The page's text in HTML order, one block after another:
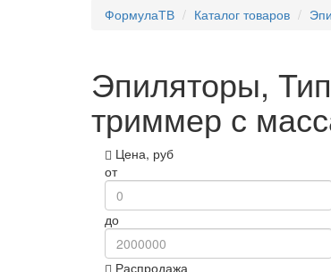
ФормулаТВ Каталог товаров
Эпиляторы,
триммер с
Цена, руб
от
до
Распродажа